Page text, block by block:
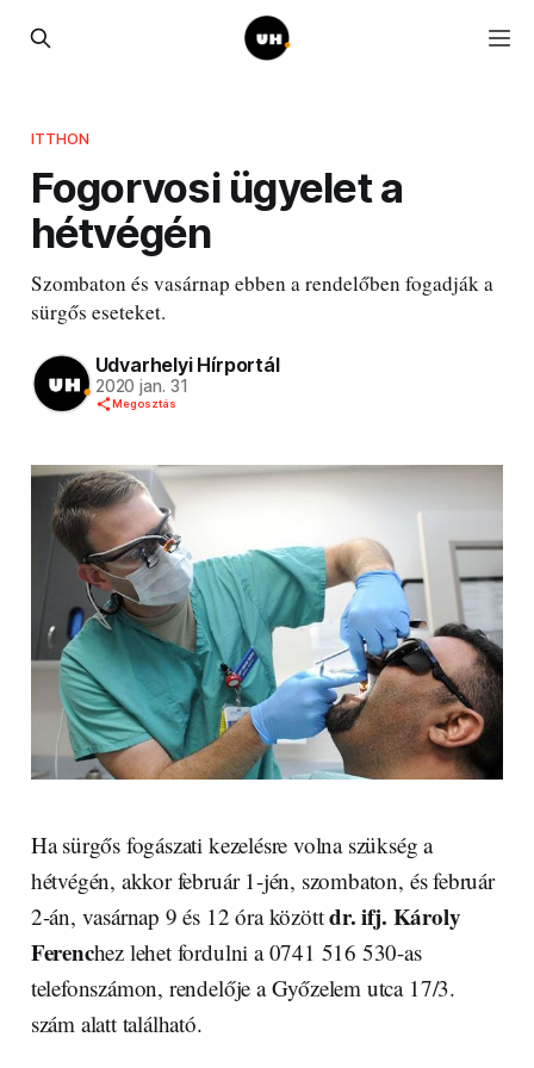
ITTHON
Fogorvosi ügyelet a
hétvégén
Szombaton és vasárnap ebben a rendelőben fogadják a
sürgős eseteket.
Udvarhelyi Hírportál
2020 jan. 31
Megosztás
Ha sürgős fogászati kezelésre volna szükség a
hétvégén, akkor február 1-jén, szombaton, és február
2-án, vasárnap 9 és 12 óra közöttdr. ifj. Károly
Ferenchez lehet fordulni a 0741 516 530-as
telefonszámon, rendelője a Győzelem utca 17/3.
szám alatt található.